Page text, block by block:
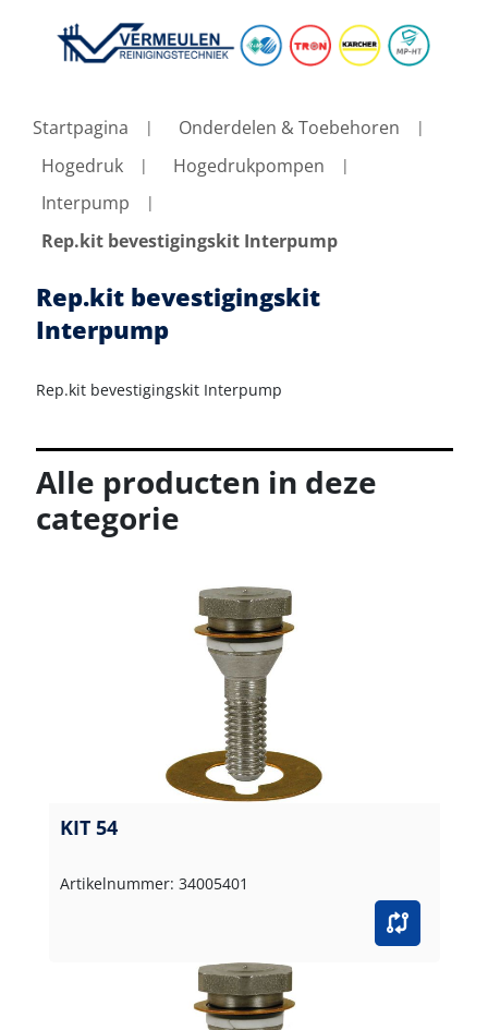
Startpagina
Onderdelen & Toebehoren
Hogedruk
Hogedrukpompen
Interpump
Rep.kit bevestigingskit Interpump
Rep.kit bevestigingskit
Interpump
Rep.kit bevestigingskit Interpump
Alle producten in deze
categorie
KIT 54
Artikelnummer: 34005401